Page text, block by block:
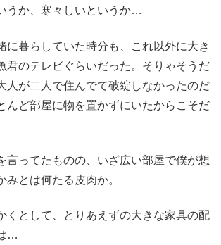
うか、寒々しいというか…
に暮らしていた時分も、これ以外に大き
君のテレビぐらいだった。そりゃそうだ
人が二人で住んでて破綻しなかったのだ
んど部屋に物を置かずにいたからこそだ
言ってたものの、いざ広い部屋で僕が想
みとは何たる皮肉か。
くとして、とりあえずの大きな家具の配
…